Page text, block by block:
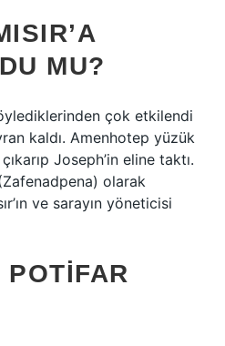
MU?
çok etkilendi
kaldı. Amenhotep yüzük
Joseph’in eline taktı.
olarak
ve sarayın yöneticisi